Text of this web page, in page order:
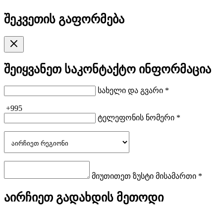
შეკვეთის გაფორმება
შეიყვანეთ საკონტაქტო ინფორმაცია
სახელი და გვარი *
+995
ტელეფონის ნომერი *
მიუთითეთ ზუსტი მისამართი *
აირჩიეთ გადახდის მეთოდი